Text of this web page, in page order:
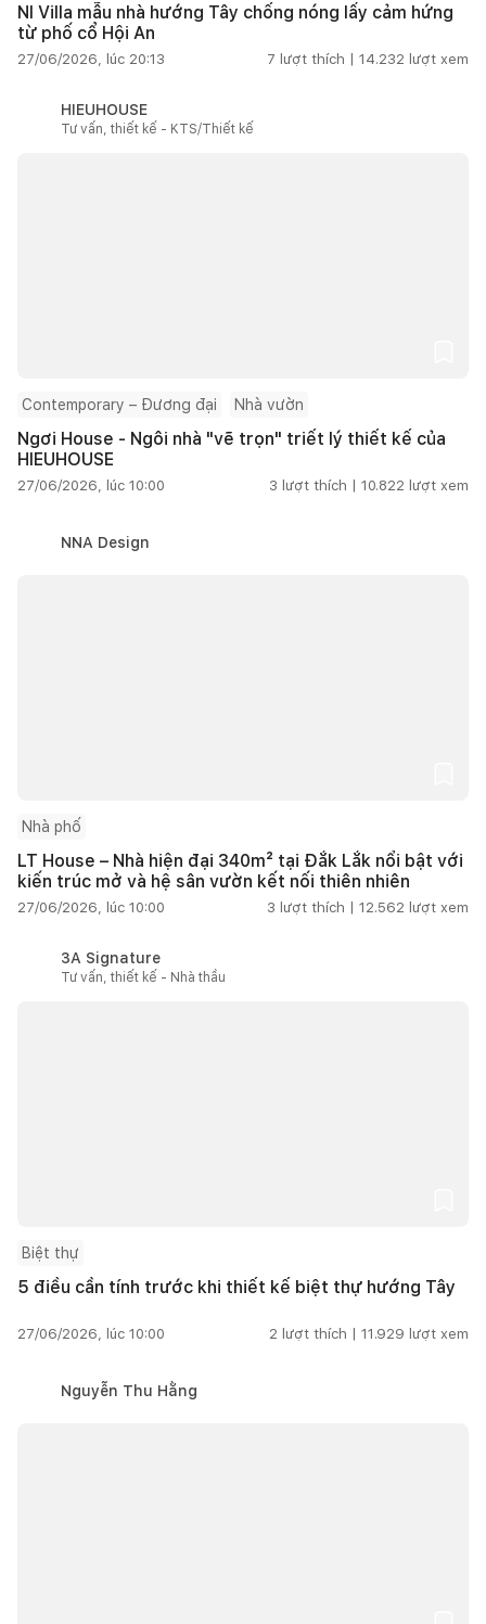
NI Villa mẫu nhà hướng Tây chống nóng lấy cảm hứng
từ phố cổ Hội An
27/06/2026, lúc 20:13 7 lượt thích | 14.232 lượt xem
HIEUHOUSE
Tư vấn, thiết kế - KTS/Thiết kế
Contemporary – Đương đại Nhà vườn
Ngơi House - Ngôi nhà "vẽ trọn" triết lý thiết kế của
HIEUHOUSE
27/06/2026, lúc 10:00 3 lượt thích | 10.822 lượt xem
NNA Design
Nhà phố
LT House – Nhà hiện đại 340m² tại Đắk Lắk nổi bật với
kiến trúc mở và hệ sân vườn kết nối thiên nhiên
27/06/2026, lúc 10:00 3 lượt thích | 12.562 lượt xem
3A Signature
Tư vấn, thiết kế - Nhà thầu
Biệt thự
5 điều cần tính trước khi thiết kế biệt thự hướng Tây
27/06/2026, lúc 10:00 2 lượt thích | 11.929 lượt xem
Nguyễn Thu Hằng